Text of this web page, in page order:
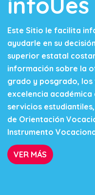
Este Sitio le facilita
ayudarle en su
superior estatal
información sobre la
grado y posgrado,
excelencia académica
servicios
de Orientación
Instrumento
VER MÁS